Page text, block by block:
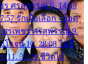
ร ศรสุพรรณ 6. 14:49
รักเผื่อเลือก - ยอด
ศรเพชร ศรสุพรรณ 9.
โรจน์ 10. 28:08 ไม่มี
11. 31:29 ชีวิตไอ้